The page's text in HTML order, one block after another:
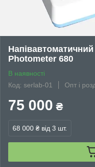
Напівавтоматичний
Photometer 680
В наявності
Код: serlab-01
Опт і
75 000 ₴
68 000 ₴ від 3 шт.